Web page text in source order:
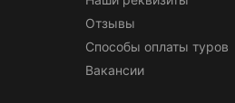
Отзывы
Способы оплаты туров
Вакансии